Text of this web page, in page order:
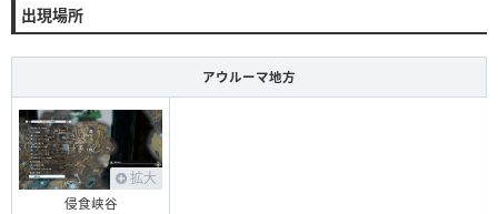
出現場所
アウルーマ地方
拡大
侵食峡谷